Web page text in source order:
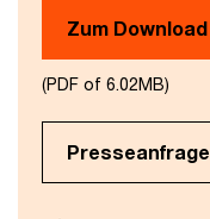
Zum Download
(PDF of 6.02MB)
Presseanfrage